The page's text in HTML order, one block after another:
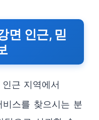
면 인근, 믿
인근 지역에서
비스를 찾으시는 분